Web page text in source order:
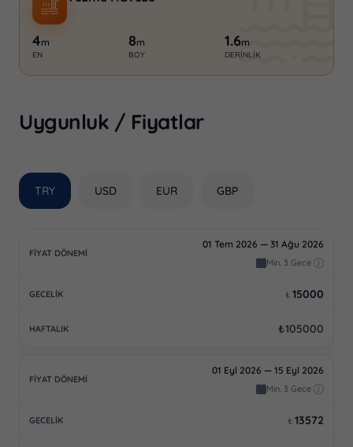
4m
EN
8m
BOY
1.6m
DERINLIK
Uygunluk / Fiyatlar
TRY USD EUR GBP
01 Tem 2026 — 31 Ağu 2026
Min. 3 Gece
₺ 15000
₺105000
01 Eyl 2026 — 15 Eyl 2026
Min. 3 Gece
₺ 13572